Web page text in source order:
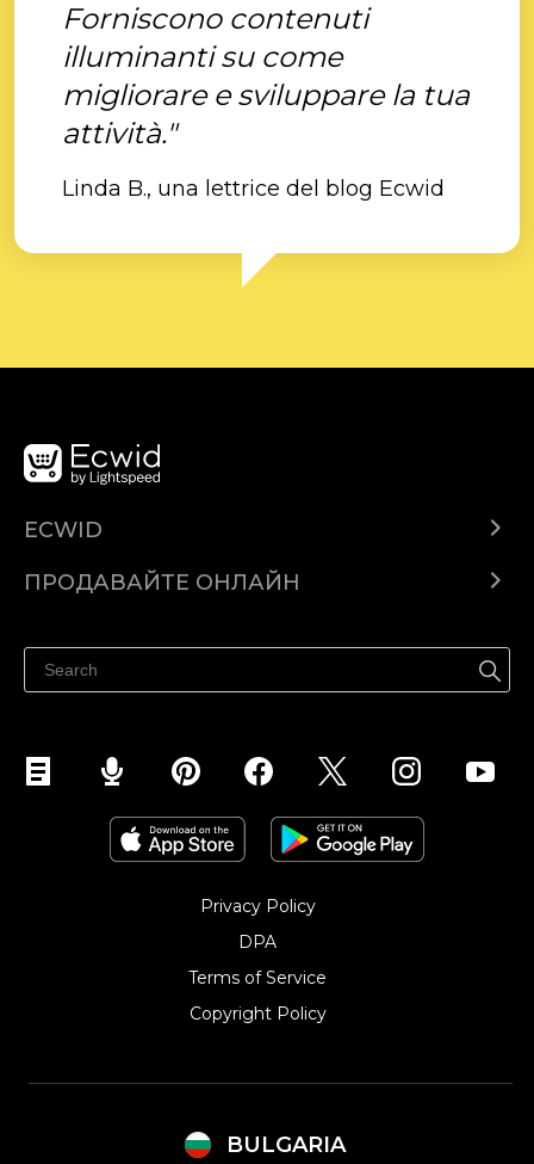
Forniscono contenuti
illuminanti su come
migliorare e sviluppare la tua
attività."
Linda B., una lettrice del blog Ecwid
ECWID
Помощен център
ПРОДАВАЙТЕ ОНЛАЙН
Продавайте във Facebook
Продавайте в Instagram
Privacy Policy
DPA
Terms of Service
Copyright Policy‎
BULGARIA